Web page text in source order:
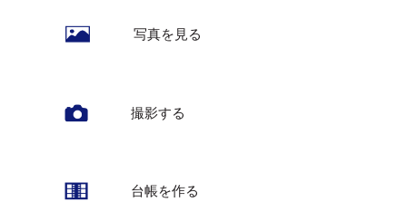
写真を見る
撮影する
台帳を作る